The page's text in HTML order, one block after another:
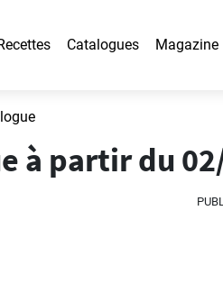
Catalogues Magazine
à partir du